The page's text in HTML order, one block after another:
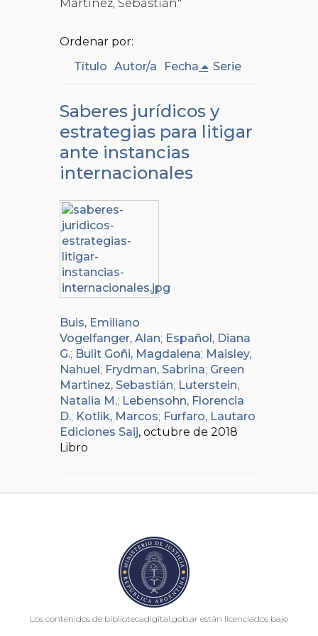
Martinez, Sebastián"
Ordenar por:
Título Autor/a Fecha Serie
Saberes jurídicos y
estrategias para litigar
ante instancias
internacionales
Buis, Emiliano
Vogelfanger, Alan; Español, Diana
G.; Bulit Goñi, Magdalena; Maisley,
Nahuel ; Frydman, Sabrina; Green
Martinez, Sebastián; Luterstein,
Natalia M.; Lebensohn, Florencia
D.; Kotlik, Marcos; Furfaro, Lautaro
Ediciones Saij, octubre de 2018
Libro
Los contenidos de bibliotecadigital.gob.ar están licenciados bajo